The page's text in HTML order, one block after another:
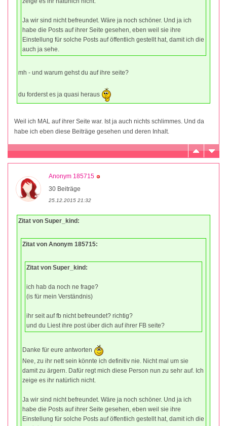
Ja wir sind nicht befreundet. Wäre ja noch schöner. Und ja ich
habe die Posts auf ihrer Seite gesehen, eben weil sie ihre
Einstellung für solche Posts auf öffentlich gestellt hat, damit ich die
auch ja sehe.
mh - und warum gehst du auf ihre seite?
du forderst es ja quasi heraus
Weil ich MAL auf ihrer Seite war. Ist ja auch nichts schlimmes. Und da
habe ich eben diese Beiträge gesehen und deren Inhalt.
Anonym 185715
30 Beiträge
25.12.2015 21:32
Zitat von Super_kind:
Zitat von Anonym 185715:
Zitat von Super_kind:
ich hab da noch ne frage?
(is für mein Verständnis)
ihr seit auf fb nicht befreundet? richtig?
und du Liest ihre post über dich auf ihrer FB seite?
Danke für eure antworten
Nee, zu ihr nett sein könnte ich definitiv nie. Nicht mal um sie
damit zu ärgern. Dafür regt mich diese Person nun zu sehr auf. Ich
zeige es ihr natürlich nicht.
Ja wir sind nicht befreundet. Wäre ja noch schöner. Und ja ich
habe die Posts auf ihrer Seite gesehen, eben weil sie ihre
Einstellung für solche Posts auf öffentlich gestellt hat, damit ich die